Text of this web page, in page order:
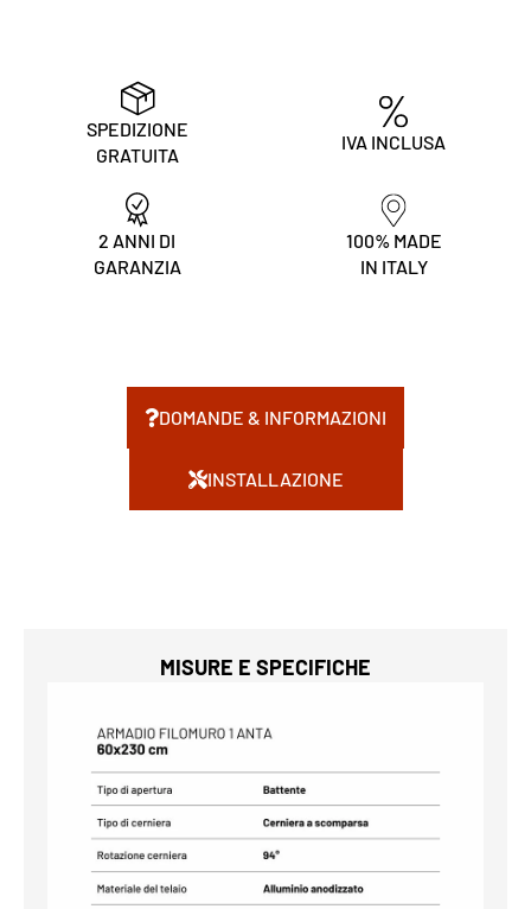
SPEDIZIONE
GRATUITA
IVA INCLUSA
2 ANNI DI
GARANZIA
100% MADE
IN ITALY
DOMANDE & INFORMAZIONI
INSTALLAZIONE
MISURE E SPECIFICHE